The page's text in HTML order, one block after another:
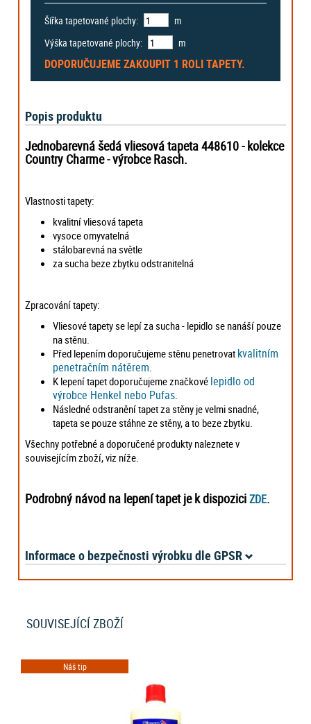
Šířka tapetované plochy:
m
Výška tapetované plochy:
m
DOPORUČUJEME ZAKOUPIT 1 ROLITAPETY.
Popis produktu
Jednobarevná šedá vliesová tapeta 448610- kolekce
Country Charme -výrobce Rasch.
Vlastnosti tapety:
kvalitní vliesová tapeta
vysoce omyvatelná
stálobarevná na světle
za sucha beze zbytku odstranitelná
Zpracování tapety:
Vliesové tapety se lepí za sucha - lepidlo se nanáší pouze
na stěnu.
Před lepením doporučujeme stěnu penetrovat kvalitním
penetračním nátěrem.
K lepení tapet doporučujeme značkové lepidlo od
výrobce Henkel nebo Pufas.
Následné odstranění tapet za stěny je velmi snadné,
tapeta se pouze stáhne ze stěny, a to beze zbytku.
Všechny potřebné a doporučené produkty naleznete v
souvisejícím zboží, viz níže.
Podrobný návod na lepení tapet je k dispoziciZDE.
Informace o bezpečnosti výrobku dle GPSR
SOUVISEJÍCÍ ZBOŽÍ
Náš tip